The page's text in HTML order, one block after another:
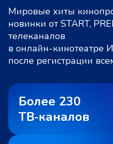
Мировые хиты
новинки от START,
телеканалов
в онлайн-кинотеатре
после регистрации
Более 230
ТВ‑каналов